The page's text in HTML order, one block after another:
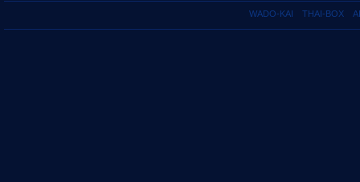
WADO-KAI THAI-BOX